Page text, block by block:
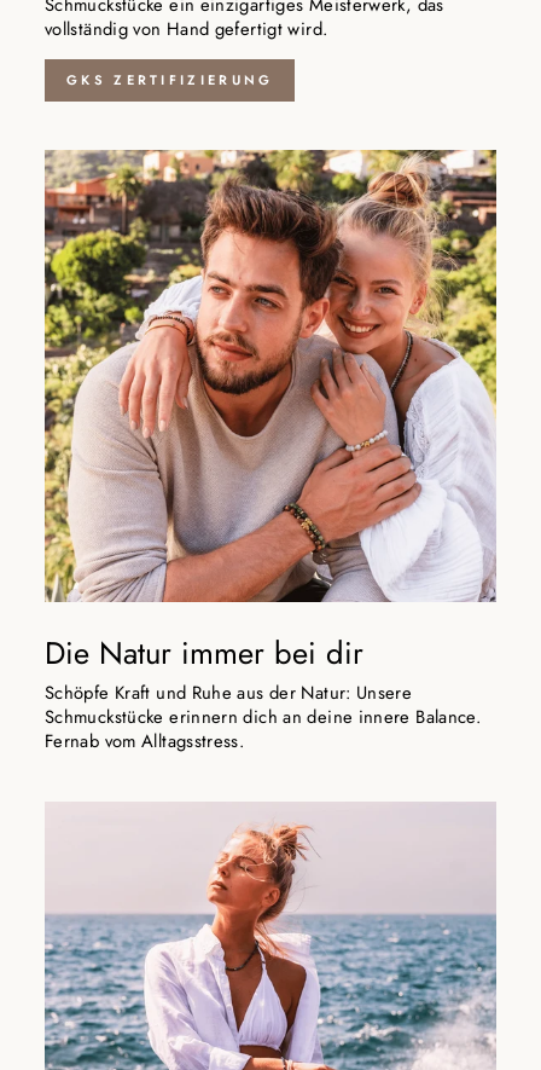
vollständig von Hand gefertigt wird.
GKS ZERTIFIZIERUNG
Die Natur immer bei dir
Schöpfe Kraft und Ruhe aus der Natur: Unsere
Schmuckstücke erinnern dich an deine innere Balance.
Fernab vom Alltagsstress.